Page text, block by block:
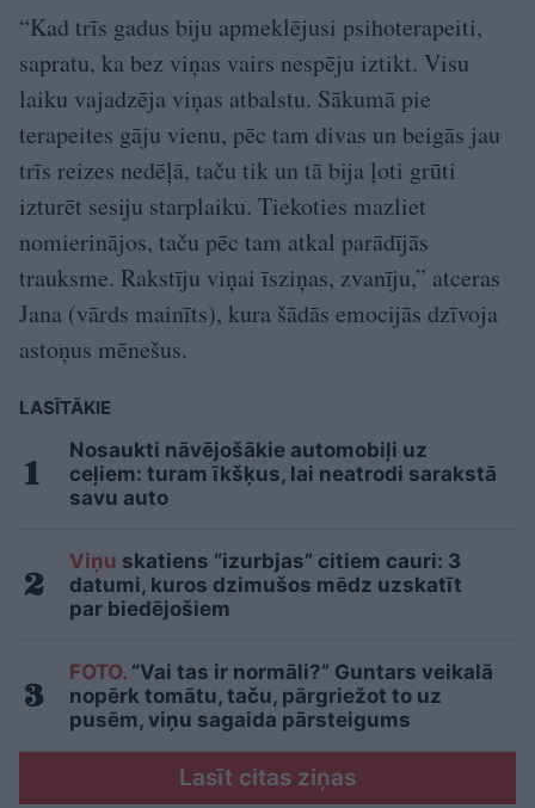
“Kad trīs gadus biju apmeklējusi psihoterapeiti,
sapratu, ka bez viņas vairs nespēju iztikt. Visu
laiku vajadzēja viņas atbalstu. Sākumā pie
terapeites gāju vienu, pēc tam divas un beigās jau
trīs reizes nedēļā, taču tik un tā bija ļoti grūti
izturēt sesiju starplaiku. Tiekoties mazliet
nomierinājos, taču pēc tam atkal parādījās
trauksme. Rakstīju viņai īsziņas, zvanīju,” atceras
Jana (vārds mainīts), kura šādās emocijās dzīvoja
astoņus mēnešus.
LASĪTĀKIE
Nosaukti nāvējošākie automobiļi uz
ceļiem: turam īkšķus, lai neatrodi sarakstā
savu auto
Viņu skatiens “izurbjas” citiem cauri: 3
datumi, kuros dzimušos mēdz uzskatīt
par biedējošiem
FOTO. “Vai tas ir normāli?” Guntars veikalā
nopērk tomātu, taču, pārgriežot to uz
pusēm, viņu sagaida pārsteigums
Lasīt citas ziņas